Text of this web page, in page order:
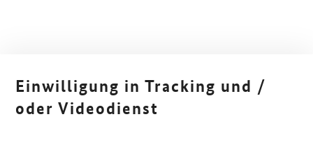
Einwilligung in Tracking und /
oder Videodienst